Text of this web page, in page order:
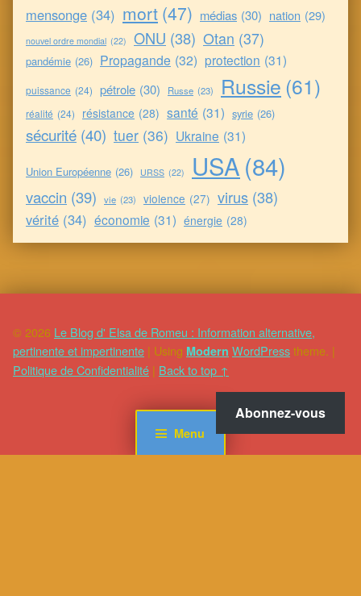
Menu
mensonge (34) mort (47) médias (30) nation (29)
nouvel ordre mondial (22) ONU (38) Otan (37)
pandémie (26) Propagande (32) protection (31)
puissance (24) pétrole (30) Russe (23) Russie (61)
réalité (24) résistance (28) santé (31) syrie (26)
sécurité (40) tuer (36) Ukraine (31)
Union Européenne (26) URSS (22) USA(84)
vaccin (39) vie (23) violence (27) virus (38)
vérité (34) économie (31) énergie (28)
© 2026 Le Blog d' Elsa de Romeu : Information alternative,
pertinente et impertinente | Using Modern WordPresstheme. |
Politique de Confidentialité | Back to top ↑
Abonnez-vous